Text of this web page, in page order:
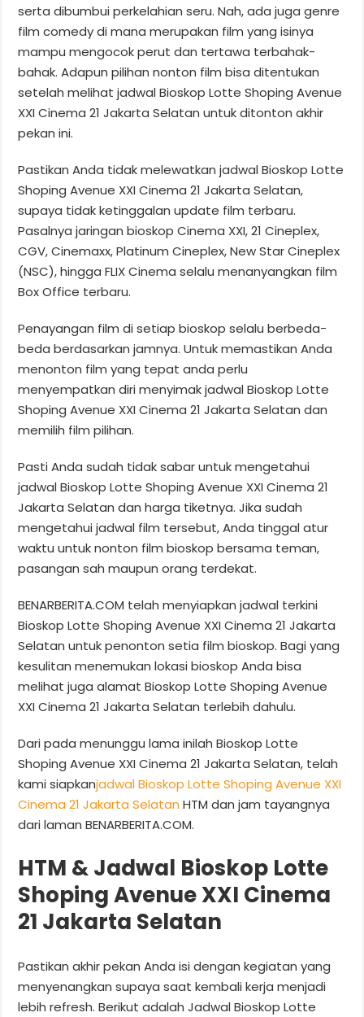
serta dibumbui perkelahian seru. Nah, ada juga genre
film comedy di mana merupakan film yang isinya
mampu mengocok perut dan tertawa terbahak-
bahak. Adapun pilihan nonton film bisa ditentukan
setelah melihat jadwal Bioskop Lotte Shoping Avenue
XXI Cinema 21 Jakarta Selatan untuk ditonton akhir
pekan ini.
Pastikan Anda tidak melewatkan jadwal Bioskop Lotte
Shoping Avenue XXI Cinema 21 Jakarta Selatan,
supaya tidak ketinggalan update film terbaru.
Pasalnya jaringan bioskop Cinema XXI, 21 Cineplex,
CGV, Cinemaxx, Platinum Cineplex, New Star Cineplex
(NSC), hingga FLIX Cinema selalu menanyangkan film
Box Office terbaru.
Penayangan film di setiap bioskop selalu berbeda-
beda berdasarkan jamnya. Untuk memastikan Anda
menonton film yang tepat anda perlu
menyempatkan diri menyimak jadwal Bioskop Lotte
Shoping Avenue XXI Cinema 21 Jakarta Selatan dan
memilih film pilihan.
Pasti Anda sudah tidak sabar untuk mengetahui
jadwal Bioskop Lotte Shoping Avenue XXI Cinema 21
Jakarta Selatan dan harga tiketnya. Jika sudah
mengetahui jadwal film tersebut, Anda tinggal atur
waktu untuk nonton film bioskop bersama teman,
pasangan sah maupun orang terdekat.
BENARBERITA.COM telah menyiapkan jadwal terkini
Bioskop Lotte Shoping Avenue XXI Cinema 21 Jakarta
Selatan untuk penonton setia film bioskop. Bagi yang
kesulitan menemukan lokasi bioskop Anda bisa
melihat juga alamat Bioskop Lotte Shoping Avenue
XXI Cinema 21 Jakarta Selatan terlebih dahulu.
Dari pada menunggu lama inilah Bioskop Lotte
Shoping Avenue XXI Cinema 21 Jakarta Selatan, telah
kami siapkanjadwal Bioskop Lotte Shoping Avenue XXI
Cinema 21 Jakarta Selatan HTM dan jam tayangnya
dari laman BENARBERITA.COM.
HTM & Jadwal Bioskop Lotte
Shoping Avenue XXI Cinema
21 Jakarta Selatan
Pastikan akhir pekan Anda isi dengan kegiatan yang
menyenangkan supaya saat kembali kerja menjadi
lebih refresh. Berikut adalah Jadwal Bioskop Lotte